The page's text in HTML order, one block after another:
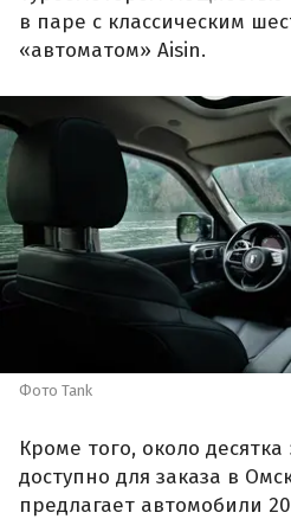
в паре с классическим
«автоматом» Aisin.
Фото Tank
Кроме того, около десятка
доступно для заказа в
предлагает автомобили